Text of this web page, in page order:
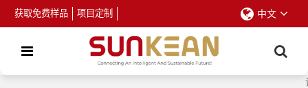
获取免费样品 项目定制 中文